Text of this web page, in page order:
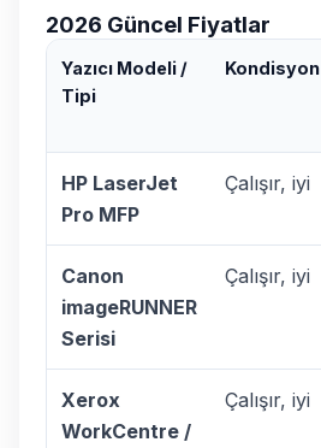
2026 Güncel Fiyatlar
Yazıcı Modeli /
Tipi
Kondisyon
HP LaserJet
Pro MFP
Çalışır, iyi
Canon
imageRUNNER
Serisi
Çalışır, iyi
Xerox
WorkCentre /
Çalışır, iyi